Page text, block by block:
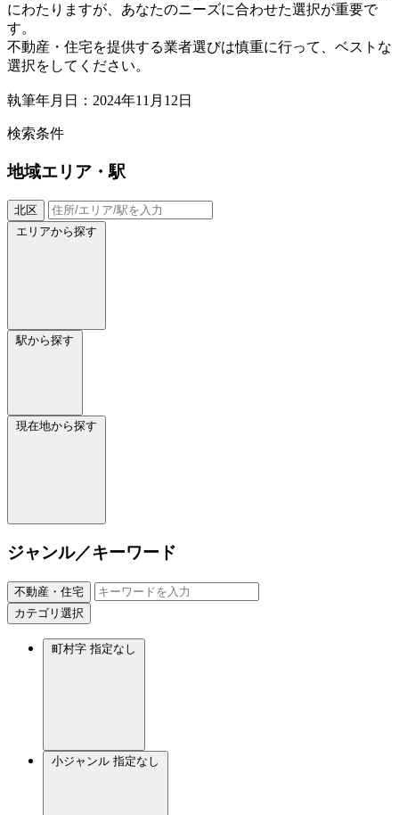
にわたりますが、あなたのニーズに合わせた選択が重要で
す。
不動産・住宅を提供する業者選びは慎重に行って、ベストな
選択をしてください。
執筆年月日：2024年11月12日
検索条件
地域エリア・駅
北区
エリアから探す
駅から探す
現在地から探す
ジャンル／キーワード
不動産・住宅
カテゴリ選択
町村字 指定なし
小ジャンル 指定なし